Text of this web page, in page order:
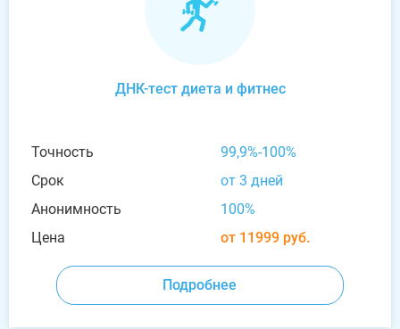
ДНК-тест диета и фитнес
Точность
99,9%-100%
Срок
от 3 дней
Анонимность
100%
Цена
от 11999 руб.
Подробнее